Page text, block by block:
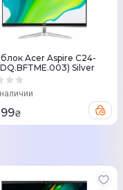
Acer Aspire C24-
Silver
₴